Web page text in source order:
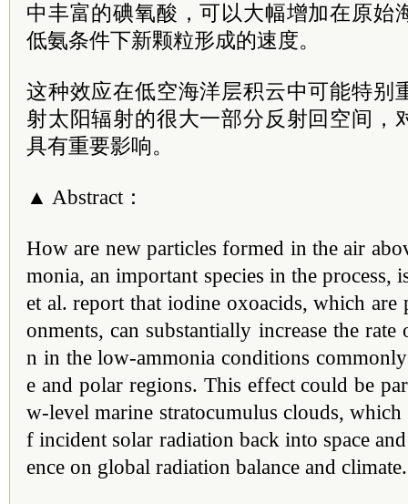
中丰富的碘氧酸，可以大幅增加在原始
低氨条件下新颗粒形成的速度。
这种效应在低空海洋层积云中可能特别
射太阳辐射的很大一部分反射回空间，
具有重要影响。
▲ Abstract：
How are new particles formed in the air
monia, an important species in the process,
et al. report that iodine oxoacids, which
onments, can substantially increase the
n in the low-ammonia conditions
e and polar regions. This effect could be
w-level marine stratocumulus clouds,
f incident solar radiation back into space
ence on global radiation balance and climate.